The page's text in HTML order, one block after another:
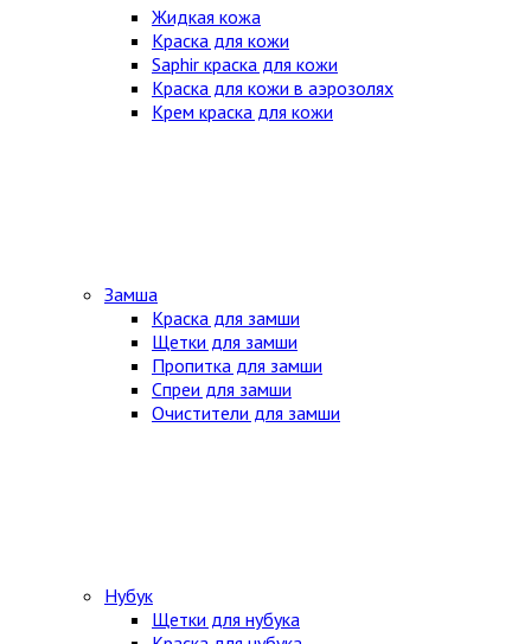
Жидкая кожа
Краска для кожи
Saphir краска для кожи
Краска для кожи в аэрозолях
Крем краска для кожи
Замша
Краска для замши
Щетки для замши
Пропитка для замши
Спреи для замши
Очистители для замши
Нубук
Щетки для нубука